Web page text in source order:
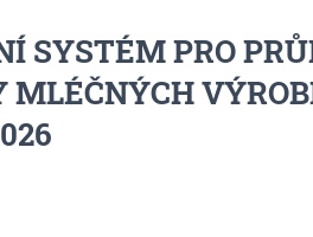
SYSTÉM PRO
MLÉČNÝCH